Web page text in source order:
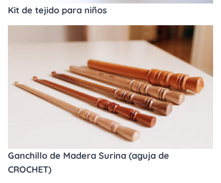
Kit de tejido para niños
Ganchillo de Madera Surina (aguja de
CROCHET)